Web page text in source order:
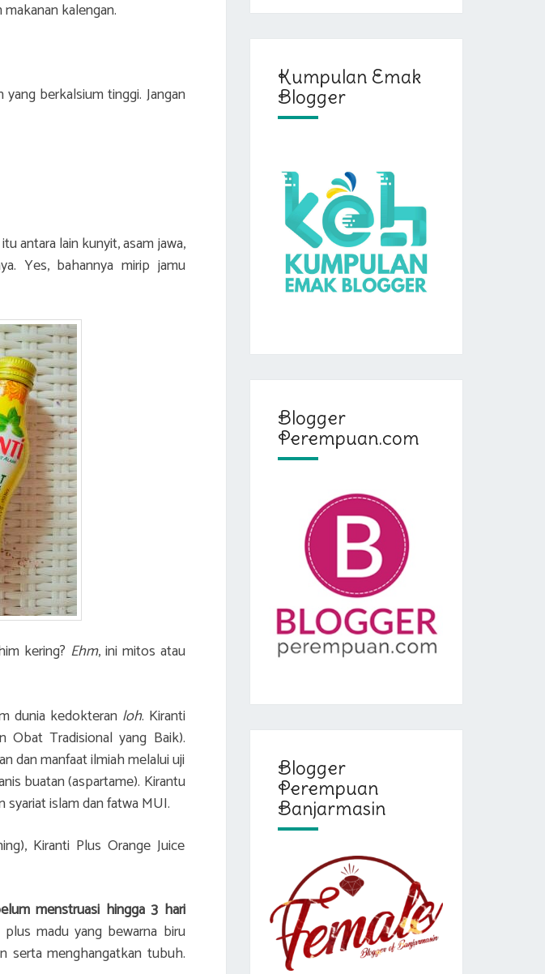
makanan kalengan.
berkalsium tinggi. Jangan
antara lain kunyit, asam jawa,
Yes, bahannya mirip jamu
kering? Ehm, ini mitos atau
dunia kedokteran loh. Kiranti
Obat Tradisional yang Baik).
dan manfaat ilmiah melalui uji
buatan (aspartame). Kirantu
syariat islam dan fatwa MUI.
Kiranti Plus Orange Juice
menstruasi hingga 3 hari
madu yang bewarna biru
serta menghangatkan tubuh.
Kumpulan Emak
Blogger
Blogger
Perempuan.com
Blogger
Perempuan
Banjarmasin